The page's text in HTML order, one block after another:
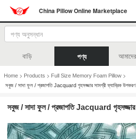
China Pillow Online Marketplace
বাড়ি পণ্য
Home > Products > Full Size Memory Foam Pillow >
সবুজ / সাদা ফুল / প্রজাপতি Jacquard গৃহসজ্জার সামগ্রী ফ্যাব্রিক উপকরণ
সবুজ / সাদা ফুল / প্রজাপতি Jacquard গৃহসজ্জার